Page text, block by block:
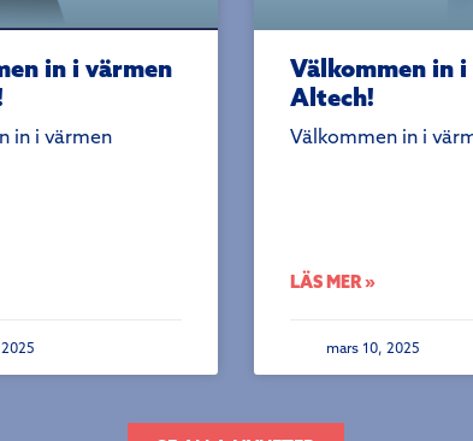
in i värmen
in i värmen
Välkommen in
Altech!
Välkommen in i
LÄS MER »
mars 10, 2025